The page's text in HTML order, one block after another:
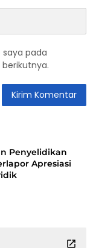
pada
Penyelidikan
Apresiasi